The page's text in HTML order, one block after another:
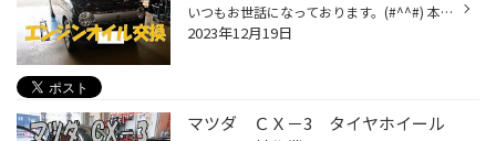
いつもお世話になっております。(#^^#) 本日はスズキ ラパンのオイル交換の様子をご紹介します。 まずは入庫後キャップとゲージを外してリフトアップしていきます。 リフトアップ後は車両下側からオイルを抜いてボルトのパッキンを交換します。 オイルを抜ききった後はボルトを適正な力で締め付けて...
2023年12月19日
マツダ ＣＸ－3 タイヤホイール